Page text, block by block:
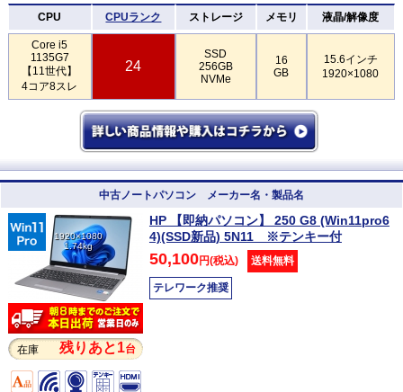
CPU CPUランク ストレージ メモリ 液晶/解像度
Core i5
1135G7
【11世代】
4コア8スレ
24
SSD
256GB
NVMe
16
GB
15.6インチ
1920×1080
中古ノートパソコン メーカー名・製品名
1920×1080
1.74kg
在庫 残りあと1台
HP 【即納パソコン】 250 G8 (Win11pro6
4)(SSD新品) 5N11 ※テンキー付
50,100円(税込) 送料無料
テレワーク推奨